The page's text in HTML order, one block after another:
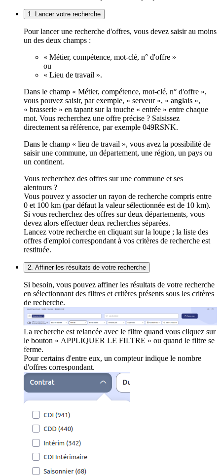
1. Lancer votre recherche
Pour lancer une recherche d'offres, vous devez saisir au moins
un des deux champs :
« Métier, compétence, mot-clé, n° d'offre »
ou
« Lieu de travail ».
Dans le champ « Métier, compétence, mot-clé, n° d'offre »,
vous pouvez saisir, par exemple, « serveur », « anglais »,
« brasserie » en tapant sur la touche « entrée » entre chaque
mot. Vous recherchez une offre précise ? Saisissez
directement sa référence, par exemple 049RSNK.
Dans le champ « lieu de travail », vous avez la possibilité de
saisir une commune, un département, une région, un pays ou
un continent.
Vous recherchez des offres sur une commune et ses
alentours ?
Vous pouvez y associer un rayon de recherche compris entre
0 et 100 km (par défaut la valeur sélectionnée est de 10 km).
Si vous recherchez des offres sur deux départements, vous
devez alors effectuer deux recherches séparées.
Lancez votre recherche en cliquant sur la loupe ; la liste des
offres d'emploi correspondant à vos critères de recherche est
restituée.
2. Affiner les résultats de votre recherche
Si besoin, vous pouvez affiner les résultats de votre recherche
en sélectionnant des filtres et critères présents sous les critères
de recherche.
La recherche est relancée avec le filtre quand vous cliquez sur
le bouton « APPLIQUER LE FILTRE » ou quand le filtre se
ferme.
Pour certains d'entre eux, un compteur indique le nombre
d'offres correspondant.